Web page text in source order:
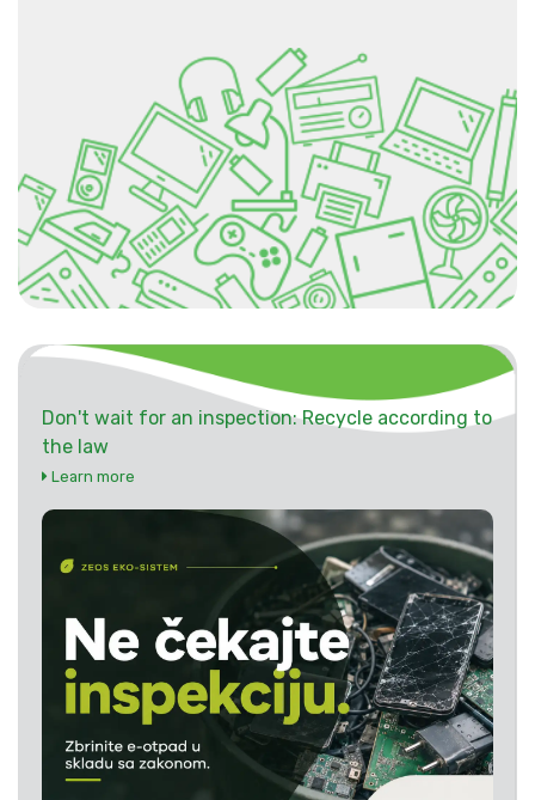
Don't wait for an inspection: Recycle according to
the law
Learn more